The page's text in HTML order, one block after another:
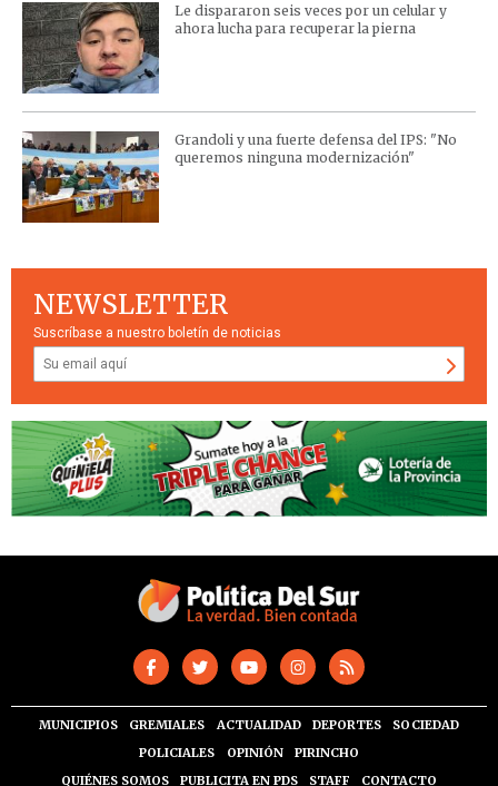
Le dispararon seis veces por un celular y
ahora lucha para recuperar la pierna
Grandoli y una fuerte defensa del IPS: "No
queremos ninguna modernización"
NEWSLETTER
Suscríbase a nuestro boletín de noticias
MUNICIPIOS GREMIALES ACTUALIDAD DEPORTES
SOCIEDAD
POLICIALES
OPINIÓN
PIRINCHO
QUIÉNES SOMOS
PUBLICITA EN PDS STAFF CONTACTO